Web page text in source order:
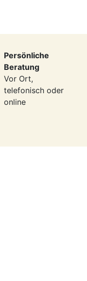
Persönliche
Beratung
Vor Ort,
telefonisch oder
online